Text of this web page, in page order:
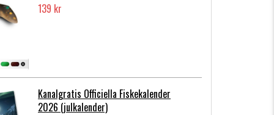
139 kr
Kanalgratis Officiella Fiskekalender
2026 (julkalender)